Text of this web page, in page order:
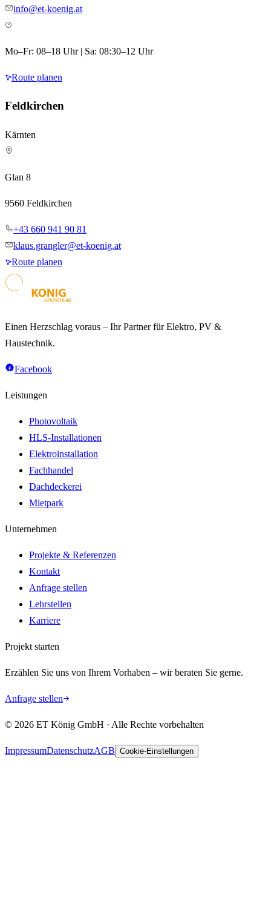
info@et-koenig.at
Mo–Fr: 08–18 Uhr | Sa: 08:30–12 Uhr
Route planen
Feldkirchen
Kärnten
Glan 8
9560 Feldkirchen
+43 660 941 90 81
klaus.grangler@et-koenig.at
Route planen
Einen Herzschlag voraus – Ihr Partner für Elektro, PV &
Haustechnik.
Facebook
Leistungen
Photovoltaik
HLS-Installationen
Elektroinstallation
Fachhandel
Dachdeckerei
Mietpark
Unternehmen
Projekte & Referenzen
Kontakt
Anfrage stellen
Lehrstellen
Karriere
Projekt starten
Erzählen Sie uns von Ihrem Vorhaben – wir beraten Sie gerne.
Anfrage stellen
© 2026 ET König GmbH · Alle Rechte vorbehalten
ImpressumDatenschutzAGB Cookie-Einstellungen